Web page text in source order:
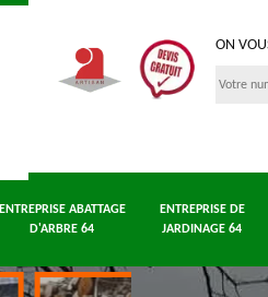
ON
ENTREPRISE ABATTAGE
D'ARBRE 64
ENTREPRISE DE
JARDINAGE 64